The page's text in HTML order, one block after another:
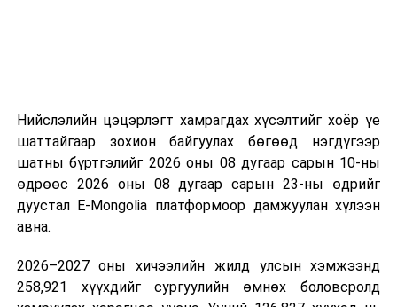
арилжааны банкнаас авчээ. Газрын тосны
бүтээгдэхүүний агуулахын барилга угсралтын ажлын
гүйцэтгэл 95 хувьтай байгаа бөгөөд 2026 оны
наймдугаар сарын 20-ны дотор бүрэн дуусгаж,
ашиглалтад оруулах гэж байна. Эдгээр агуулах
ашиглалтад орсноор Улаанбаатар хотын АИ-92-ийн
Ерөнхий сайд тус агуулахыг ашиглалтад хүлээн
авахад зөвшөөрлийн саад бэрхшээл учруулахгүй
Нийслэлийн цэцэрлэгт хамрагдах хүсэлтийг хоёр үе
шаттайгаар зохион байгуулах бөгөөд нэгдүгээр
шатны бүртгэлийг 2026 оны 08 дугаар сарын 10-ны
өдрөөс 2026 оны 08 дугаар сарын 23-ны өдрийг
дуустал E-Mongolia платформоор дамжуулан хүлээн
авна.
2026–2027 оны хичээлийн жилд улсын хэмжээнд
258,921 хүүхдийг сургуулийн өмнөх боловсролд